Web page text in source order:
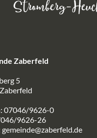
Zaberfeld
5
07046/9626-0
9626-26
gemeinde@zaberfeld.de